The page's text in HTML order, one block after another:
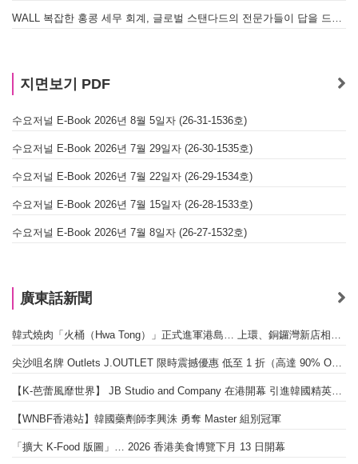
WALL 복잡한 홍콩 세무 회계, 글로벌 스탠다드의 전문가들이 답을 드립니다! - 법인설립, 회계, 감사
지면보기 PDF
수요저널 E-Book 2026년 8월 5일자 (26-31-1536호)
수요저널 E-Book 2026년 7월 29일자 (26-30-1535호)
수요저널 E-Book 2026년 7월 22일자 (26-29-1534호)
수요저널 E-Book 2026년 7월 15일자 (26-28-1533호)
수요저널 E-Book 2026년 7월 8일자 (26-27-1532호)
廣東話新聞
韓式燒肉「火桶（Hwa Tong）」正式進軍港島… 上環、銅鑼灣新店相繼開幕
尖沙咀名牌 Outlets J.OUTLET 限時震撼優惠 低至 1 折（高達 90% OFF）
【K-芭蕾風靡世界】 JB Studio and Company 在港開幕 引進韓國精英芭蕾教育系統
【WNBF香港站】韓國藥劑師李興洙 勇奪 Master 組別冠軍
「擴大 K-Food 版圖」… 2026 香港美食博覽下月 13 日開幕